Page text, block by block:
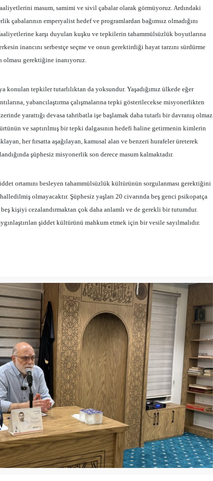
masum, samimi ve sivil çabalar olarak görmüyoruz. Ardındaki
çabalarının emperyalist hedef ve programlardan bağımsız olmadığını
karşı duyulan kuşku ve tepkilerin tahammülsüzlük boyutlarına
inancını serbestçe seçme ve onun gerektirdiği hayat tarzını sürdürme
olması gerektiğine inanıyoruz.
konulan tepkiler tutarlılıktan da yoksundur. Yaşadığımız ülkede eğer
yabancılaştırma çalışmalarına tepki gösterilecekse misyonerlikten
yarattığı devasa tahribatla işe başlamak daha tutarlı bir davranış olmaz
ve saptırılmış bir tepki dalgasının hedefi haline getirmenin kimlerin
her fırsatta aşağılayan, kamusal alan ve benzeri hurafeler üreterek
şüphesiz misyonerlik son derece masum kalmaktadır.
ortamını besleyen tahammülsüzlük kültürünün sorgulanması gerektiğini
olmayacaktır. Şüphesiz yaşları 20 civarında beş genci psikopatça
kişiyi cezalandırmaktan çok daha anlamlı ve de gerekli bir tutumdur.
şiddet kültürünü mahkum etmek için bir vesile sayılmalıdır.